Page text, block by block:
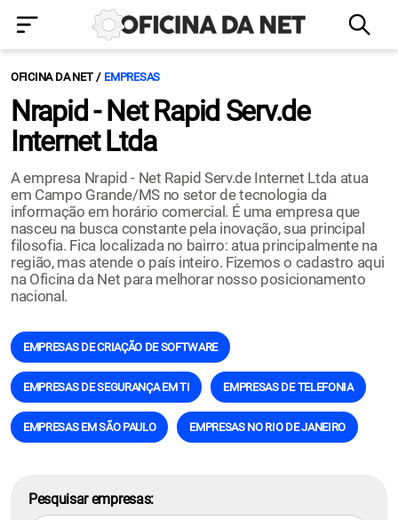
OFICINA DA NET EMPRESAS
Nrapid - Net Rapid Serv.de
Internet Ltda
A empresa Nrapid - Net Rapid Serv.de Internet Ltda atua
em Campo Grande/MS no setor de tecnologia da
informação em horário comercial. É uma empresa que
nasceu na busca constante pela inovação, sua principal
filosofia. Fica localizada no bairro: atua principalmente na
região, mas atende o país inteiro. Fizemos o cadastro aqui
na Oficina da Net para melhorar nosso posicionamento
nacional.
EMPRESAS DE CRIAÇÃO DE SOFTWARE
EMPRESAS DE SEGURANÇA EM TI EMPRESAS DE TELEFONIA
EMPRESAS EM SÃO PAULO EMPRESAS NO RIO DE JANEIRO
Pesquisar empresas: